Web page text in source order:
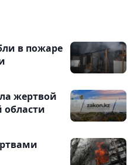
в пожаре
жертвой